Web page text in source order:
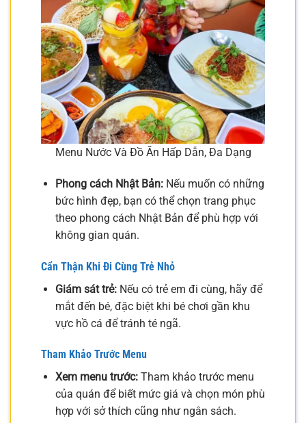
Menu Nước Và Đồ Ăn Hấp Dẫn, Đa Dạng
Phong cách Nhật Bản:Nếu muốn có những
bức hình đẹp, bạn có thể chọn trang phục
theo phong cách Nhật Bản để phù hợp với
không gian quán.
Cẩn Thận Khi Đi Cùng Trẻ Nhỏ
Giám sát trẻ:Nếu có trẻ em đi cùng, hãy để
mắt đến bé, đặc biệt khi bé chơi gần khu
vực hồ cá để tránh té ngã.
Tham Khảo Trước Menu
Xem menu trước:Tham khảo trước menu
của quán để biết mức giá và chọn món phù
hợp với sở thích cũng như ngân sách.